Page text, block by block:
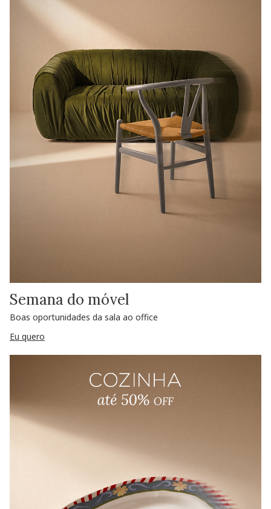
Semana do móvel
Boas oportunidades da sala ao office
Eu quero